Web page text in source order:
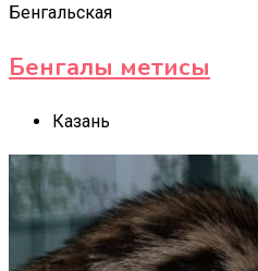
Бенгальская
Бенгалы метисы
Казань